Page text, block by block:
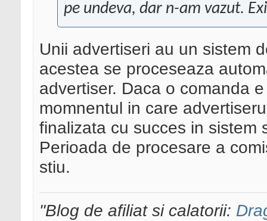
pe undeva, dar n-am vazut.
Unii advertiseri au un sistem
acestea se proceseaza
advertiser. Daca o comanda
momnentul in care
finalizata cu succes in sistem
Perioada de procesare a
stiu.
"Blog de afiliat si calatorii: